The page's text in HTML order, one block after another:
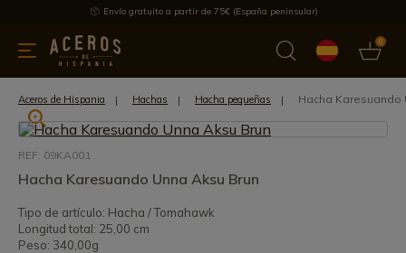
Envío gratuito a partir de 75€ (España peninsular)
0
menaje Ofertas Ultimas novedades Los más vendidos
Aceros de Hispania Hachas Hacha pequeñas Hacha Karesuando
REF: 09KA001
Hacha Karesuando Unna Aksu Brun
Tipo de artículo: Hacha / Tomahawk
Longitud total: 25,00 cm
Peso: 340,00g